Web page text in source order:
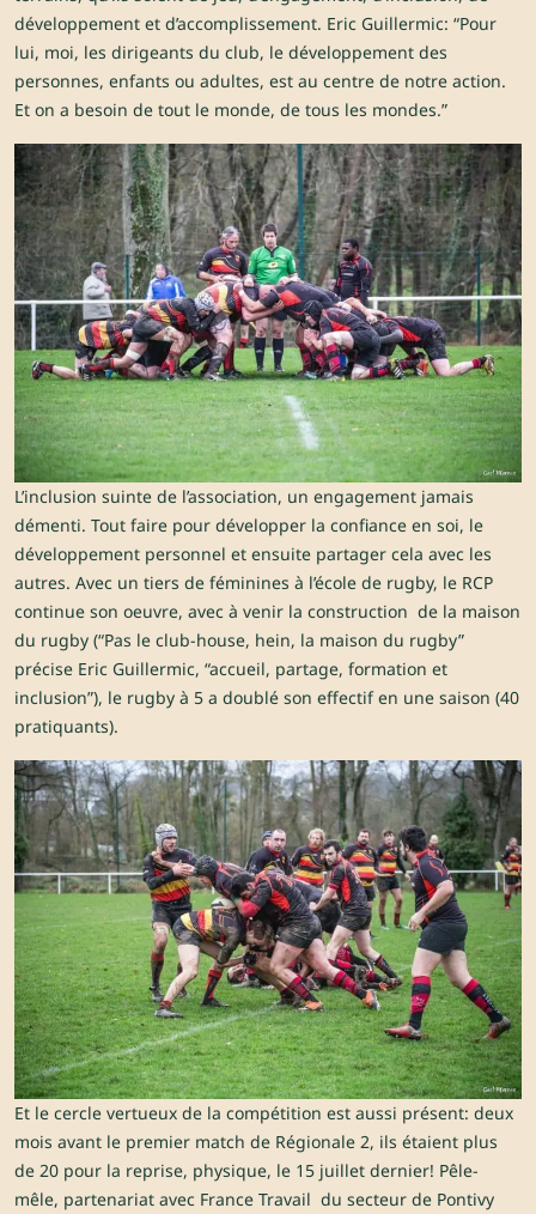
développement et d’accomplissement. Eric Guillermic: “Pour
lui, moi, les dirigeants du club, le développement des
personnes, enfants ou adultes, est au centre de notre action.
Et on a besoin de tout le monde, de tous les mondes.”
L’inclusion suinte de l’association, un engagement jamais
démenti. Tout faire pour développer la confiance en soi, le
développement personnel et ensuite partager cela avec les
autres. Avec un tiers de féminines à l’école de rugby, le RCP
continue son oeuvre, avec à venir la construction de la maison
du rugby (“Pas le club-house, hein, la maison du rugby”
précise Eric Guillermic, “accueil, partage, formation et
inclusion”), le rugby à 5 a doublé son effectif en une saison (40
pratiquants).
Et le cercle vertueux de la compétition est aussi présent: deux
mois avant le premier match de Régionale 2, ils étaient plus
de 20 pour la reprise, physique, le 15 juillet dernier! Pêle-
mêle, partenariat avec France Travail du secteur de Pontivy